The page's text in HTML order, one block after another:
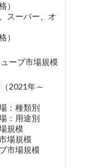
）
スーパー、オ
）
ーブ市場規模
2021年～
：種類別
：用途別
規模
場規模
市場規模